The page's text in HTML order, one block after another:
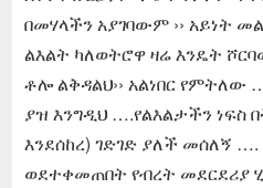
በመሃላችን አያገባውም ›› አይነት
ልእልት ካለወትሮዋ ዛሬ እንዴት
ቶሎ ልቅዳልህ›› አልነበር የምትለው
ያዝ እንግዲህ ….የልእልታችን ነፍስ
እንደሰከረ) ገድገድ ያለች መሰለኝ
ወደተቀመጠበት የብረት መደርደሪያ